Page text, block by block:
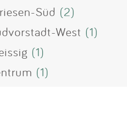
Süd (2)
West (1)
(1)
(1)